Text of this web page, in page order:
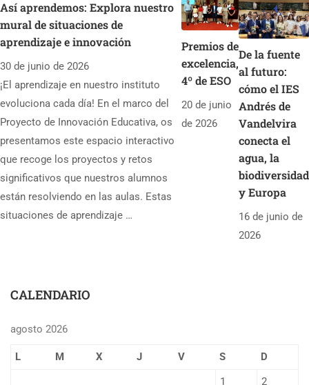
Así aprendemos: Explora nuestro
mural de situaciones de
aprendizaje e innovación
30 de junio de 2026
¡El aprendizaje en nuestro instituto
evoluciona cada día! En el marco del
Proyecto de Innovación Educativa, os
presentamos este espacio interactivo
que recoge los proyectos y retos
significativos que nuestros alumnos
están resolviendo en las aulas. Estas
situaciones de aprendizaje …
Premios de
excelencia,
4º de ESO
20 de junio
de 2026
De la fuente
al futuro:
cómo el IES
Andrés de
Vandelvira
conecta el
agua, la
biodiversidad
y Europa
16 de junio de
2026
CALENDARIO
agosto 2026
L M X J V S
D
1
2